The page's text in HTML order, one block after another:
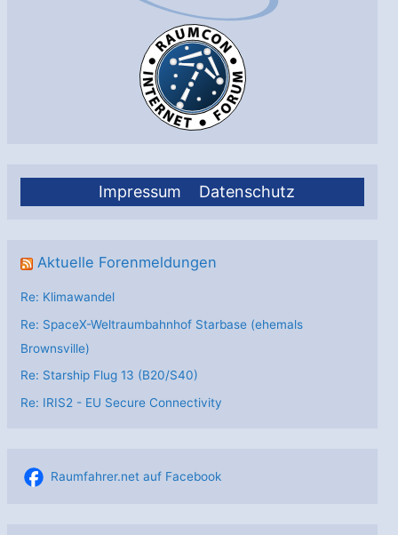
Impressum Datenschutz
Aktuelle Forenmeldungen
Re: Klimawandel
Re: SpaceX-Weltraumbahnhof Starbase (ehemals
Brownsville)
Re: Starship Flug 13 (B20/S40)
Re: IRIS2 - EU Secure Connectivity
Raumfahrer.net auf Facebook